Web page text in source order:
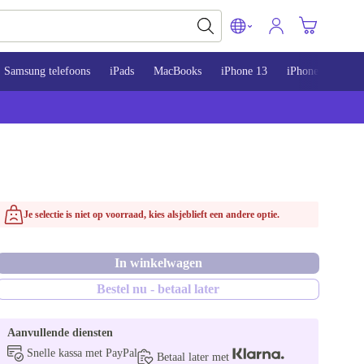
Samsung telefoons iPads MacBooks iPhone 13 iPhone 14
Je selectie is niet op voorraad, kies alsjeblieft een andere optie.
In winkelwagen
Bestel nu - betaal later
Aanvullende diensten
Snelle kassa met PayPal
Betaal later met